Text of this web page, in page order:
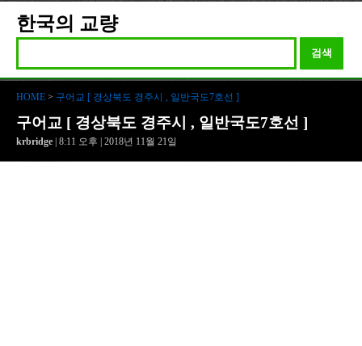
한국의 교량
검색
HOME > 구어교 [ 경상북도 경주시 , 일반국도7호선 ]
구어교 [ 경상북도 경주시 , 일반국도7호선 ]
krbridge | 8:11 오후 | 2018년 11월 21일